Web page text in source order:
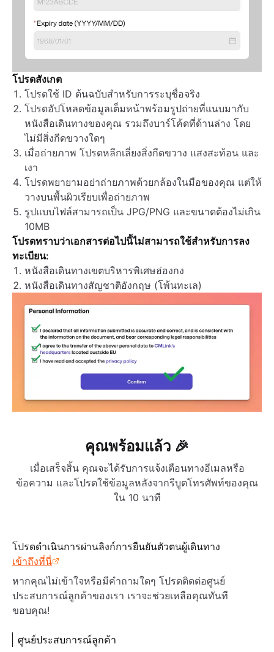
โปรดสังเกต
โปรดใช้ ID ต้นฉบับสำหรับการระบุชื่อจริง
โปรดอัปโหลดข้อมูลเต็มหน้าพร้อมรูปถ่ายที่แนบมากับ
หนังสือเดินทางของคุณ รวมถึงบาร์โค้ดที่ด้านล่าง โดย
ไม่มีสิ่งกีดขวางใดๆ
เมื่อถ่ายภาพ โปรดหลีกเลี่ยงสิ่งกีดขวาง แสงสะท้อน และ
เงา
โปรดพยายามอย่าถ่ายภาพด้วยกล้องในมือของคุณ แต่ให้
วางบนพื้นผิวเรียบเพื่อถ่ายภาพ
รูปแบบไฟล์สามารถเป็น JPG/PNG และขนาดต้องไม่เกิน
10MB
โปรดทราบว่าเอกสารต่อไปนี้ไม่สามารถใช้สำหรับการลง
ทะเบียน:
หนังสือเดินทางเขตบริหารพิเศษฮ่องกง
หนังสือเดินทางสัญชาติอังกฤษ (โพ้นทะเล)
คุณพร้อมแล้ว 🎉
เมื่อเสร็จสิ้น คุณจะได้รับการแจ้งเตือนทางอีเมลหรือ
ข้อความ และโปรดใช้ข้อมูลหลังจากรีบูตโทรศัพท์ของคุณ
ใน 10 นาที
โปรดดำเนินการผ่านลิงก์การยืนยันตัวตนผู้เดินทาง
เข้าถึงที่นี่
หากคุณไม่เข้าใจหรือมีคำถามใดๆ โปรดติดต่อศูนย์
ประสบการณ์ลูกค้าของเรา เราจะช่วยเหลือคุณทันที
ขอบคุณ!
ศูนย์ประสบการณ์ลูกค้า